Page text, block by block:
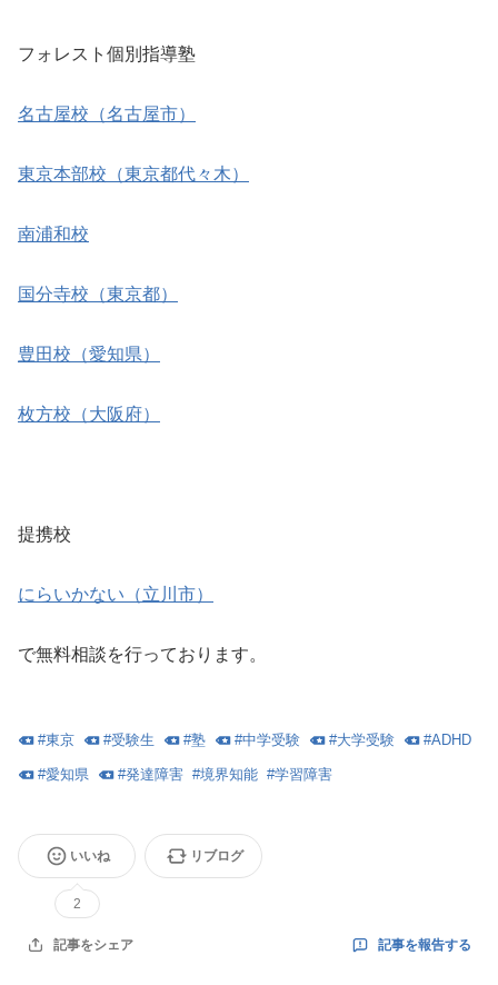
フォレスト個別指導塾
名古屋校（名古屋市）
東京本部校（東京都代々木）
南浦和校
国分寺校（東京都）
豊田校（愛知県）
枚方校（大阪府）
提携校
にらいかない（立川市）
で無料相談を行っております。
#東京 #受験生 #塾 #中学受験 #大学受験 #ADHD
#愛知県 #発達障害 #境界知能 #学習障害
いいね
2
リブログ
記事をシェア 記事を報告する